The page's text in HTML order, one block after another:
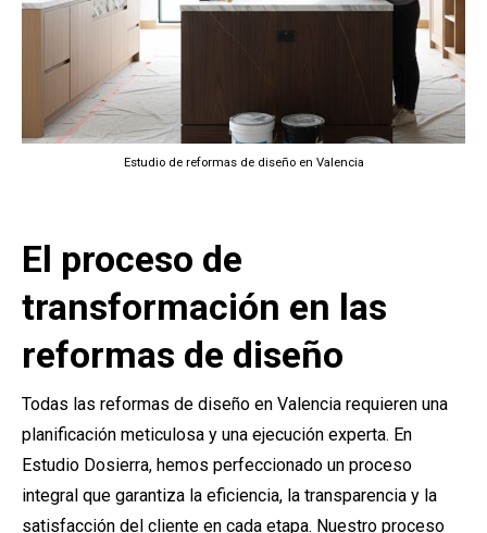
Estudio de reformas de diseño en Valencia
El proceso de
transformación en las
reformas de diseño
Todas las reformas de diseño en Valencia requieren una
planificación meticulosa y una ejecución experta. En
Estudio Dosierra, hemos perfeccionado un proceso
integral que garantiza la eficiencia, la transparencia y la
satisfacción del cliente en cada etapa. Nuestro proceso